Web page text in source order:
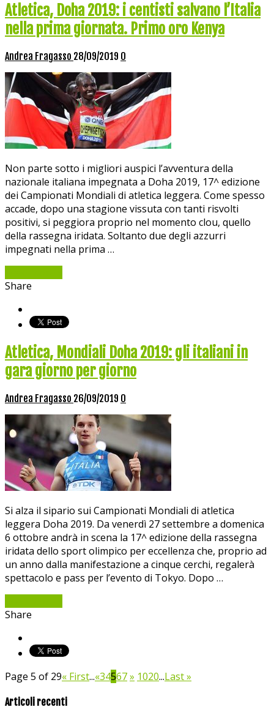
Atletica, Doha 2019: i centisti salvano l’Italia
nella prima giornata. Primo oro Kenya
Andrea Fragasso 28/09/2019 0
Non parte sotto i migliori auspici l’avventura della
nazionale italiana impegnata a Doha 2019, 17^ edizione
dei Campionati Mondiali di atletica leggera. Come spesso
accade, dopo una stagione vissuta con tanti risvolti
positivi, si peggiora proprio nel momento clou, quello
della rassegna iridata. Soltanto due degli azzurri
impegnati nella prima …
Share
Atletica, Mondiali Doha 2019: gli italiani in
gara giorno per giorno
Andrea Fragasso 26/09/2019 0
Si alza il sipario sui Campionati Mondiali di atletica
leggera Doha 2019. Da venerdì 27 settembre a domenica
6 ottobre andrà in scena la 17^ edizione della rassegna
iridata dello sport olimpico per eccellenza che, proprio ad
un anno dalla manifestazione a cinque cerchi, regalerà
spettacolo e pass per l’evento di Tokyo. Dopo …
Share
Page 5 of 29« First...«34567» 1020...Last »
Articoli recenti